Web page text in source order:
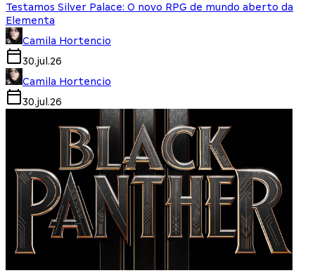
Testamos Silver Palace: O novo RPG de mundo aberto da
Elementa
Camila Hortencio
30.jul.26
Camila Hortencio
30.jul.26